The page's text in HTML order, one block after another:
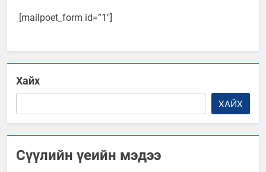
[mailpoet_form id=”1″]
Хайх
ХАЙХ
Сүүлийн үеийн мэдээ